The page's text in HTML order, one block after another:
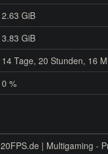
2.63 GiB
3.83 GiB
14 Tage, 20 Stunden, 16
0 %
20FPS.de | Multigaming -